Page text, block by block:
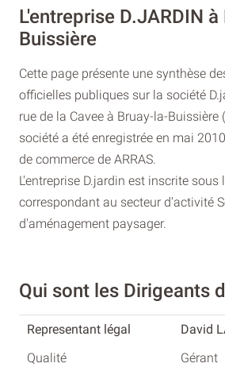
L'entreprise D.JARDIN
Buissière
Cette page présente une synthèse
officielles publiques sur la société
rue de la Cavee à Bruay-la-Buissière
société a été enregistrée en mai
de commerce de ARRAS.
L'entreprise D.jardin est inscrite sous
correspondant au secteur d'activité
d'aménagement paysager.
Qui sont les Dirigeants
David
Gérant